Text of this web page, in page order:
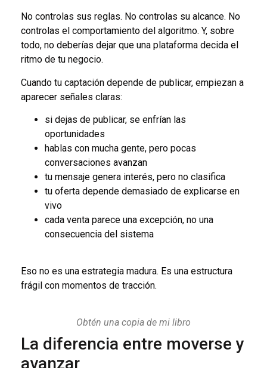
No controlas sus reglas. No controlas su alcance. No
controlas el comportamiento del algoritmo. Y, sobre
todo, no deberías dejar que una plataforma decida el
ritmo de tu negocio.
Cuando tu captación depende de publicar, empiezan a
aparecer señales claras:
si dejas de publicar, se enfrían las
oportunidades
hablas con mucha gente, pero pocas
conversaciones avanzan
tu mensaje genera interés, pero no clasifica
tu oferta depende demasiado de explicarse en
vivo
cada venta parece una excepción, no una
consecuencia del sistema
Eso no es una estrategia madura. Es una estructura
frágil con momentos de tracción.
Obtén una copia de mi libro
La diferencia entre moverse y
avanzar